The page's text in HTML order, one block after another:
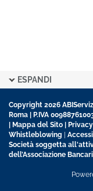
ESPANDI
Copyright 2026
Roma | P.IVA
Mappa del Sito
Whistleblowing
Società soggetta
dell’Associazione